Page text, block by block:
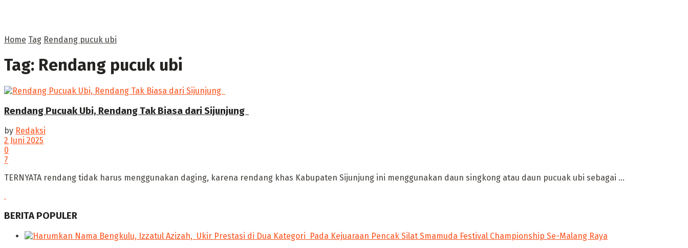
Home Tag Rendang pucuk ubi
Tag: Rendang pucuk ubi
Rendang Pucuak Ubi, Rendang Tak Biasa dari Sijunjung ‎
by Redaksi
2 Juni 2025
0
7
‎TERNYATA rendang tidak harus menggunakan daging, karena rendang khas Kabupaten Sijunjung ini menggunakan daun singkong atau daun pucuak ubi sebagai ...
BERITA POPULER